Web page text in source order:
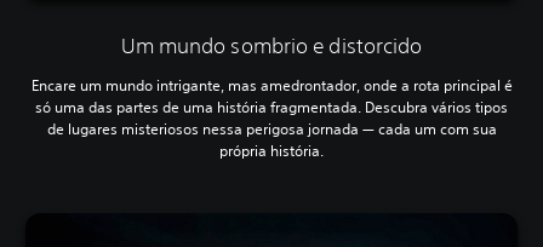
Um mundo sombrio e distorcido
Encare um mundo intrigante, mas amedrontador, onde a rota principal é
só uma das partes de uma história fragmentada. Descubra vários tipos
de lugares misteriosos nessa perigosa jornada — cada um com sua
própria história.